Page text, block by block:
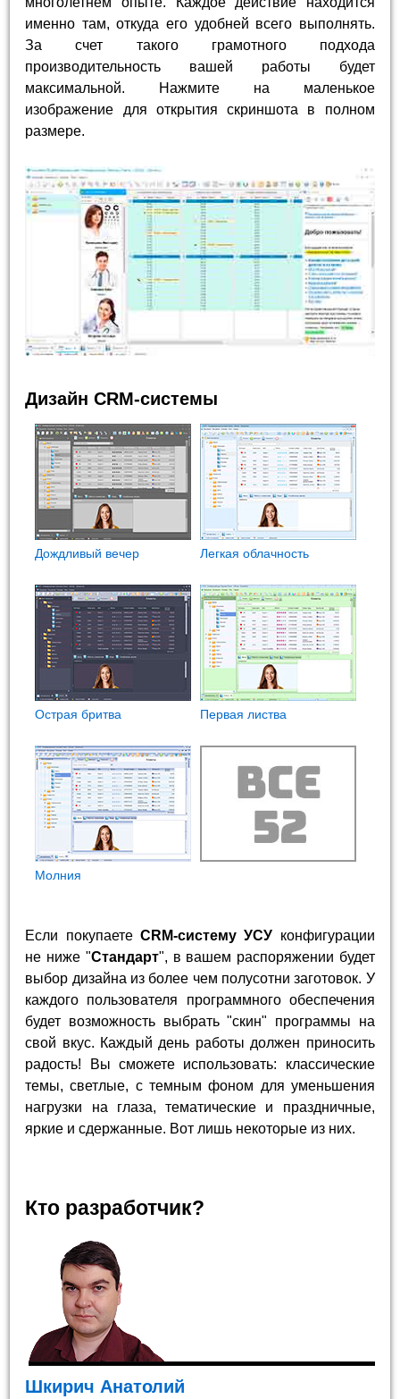
именно там, откуда его удобней всего выполнять.
За счет такого грамотного подхода
производительность вашей работы будет
максимальной. Нажмите на маленькое
изображение для открытия скриншота в полном
размере.
Дизайн CRM-системы
Дождливый вечер Легкая облачность
Острая бритва Первая листва
Молния
Если покупаете CRM-систему УСУ конфигурации
не ниже "Стандарт", в вашем распоряжении будет
выбор дизайна из более чем полусотни заготовок. У
каждого пользователя программного обеспечения
будет возможность выбрать "скин" программы на
свой вкус. Каждый день работы должен приносить
радость! Вы сможете использовать: классические
темы, светлые, с темным фоном для уменьшения
нагрузки на глаза, тематические и праздничные,
яркие и сдержанные. Вот лишь некоторые из них.
Кто разработчик?
Шкирич Анатолий